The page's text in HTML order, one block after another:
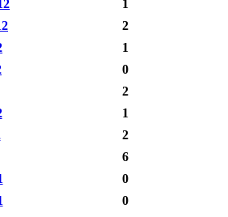
1
2
1
0
2
1
2
6
0
0